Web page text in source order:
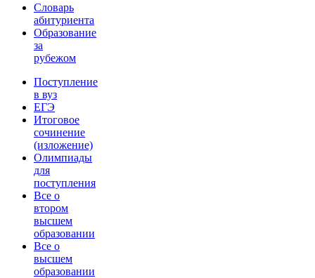
Словарь
абитуриента
Образование
за
рубежом
Поступление
в вуз
ЕГЭ
Итоговое
сочинение
(изложение)
Олимпиады
для
поступления
Все о
втором
высшем
образовании
Все о
высшем
образовании